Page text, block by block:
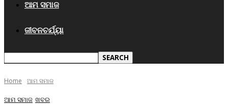
ଆମ ସମାଜ
ଜୀବନଚର୍ଯ୍ୟା
Home ଆମ ସମାଜ
ଆମ ସମାଜ ଖବର